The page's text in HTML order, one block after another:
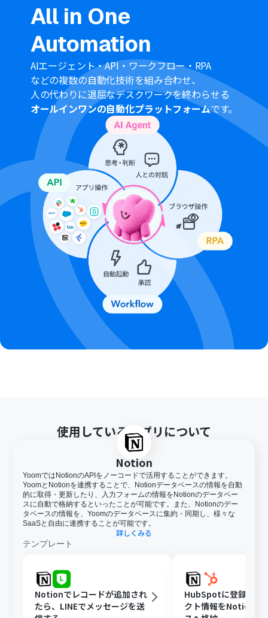
Googleカレンダーに予定を作成する際、件名や説明欄、
日時などの各項目に、前段のオペレーションで取得した
す。
■注意事項
Notion、GoogleカレンダーのそれぞれとYoomを連携し
てください。
トリガーは5分、10分、15分、30分、60分の間隔で起動
間隔を選択できます。プランによって最短の起動間隔が異
なりますので、ご注意ください。
分岐はパーソナルプラン以上のプランでご利用いただけ
る機能（オペレーション）となっております。フリープラ
ンの場合は設定しているフローボットのオペレーション
はエラーとなりますので、ご注意ください。
パーソナルプランなどの有料プランは、2週間の無料トラ
イアルを行うことが可能です。無料トライアル中には制限
対象のアプリや機能（オペレーション）を使用すること
ができます。詳しくは、「料金プランのページ
」をご参照
ください。
All in One
Automation
AIエージェント・API・ワークフロー・RPA
などの複数の自動化技術を組み合わせ、
人の代わりに退屈なデスクワークを終わらせる
オールインワンの自動化プラットフォームです。
使用しているアプリについて
Notion
YoomではNotionのAPIをノーコードで活用することができます。
YoomとNotionを連携することで、Notionデータベースの情報を自動
的に取得・更新したり、入力フォームの情報をNotionのデータベー
スに自動で格納するといったことが可能です。また、Notionのデー
タベースの情報を、Yoomのデータベースに集約・同期し、様々な
SaaSと自由に連携することが可能です。
詳しくみる
テンプレート
Notionでレコードが追加され
たら、LINEでメッセージを送
HubSpotに登録され
クト情報をNotionデ